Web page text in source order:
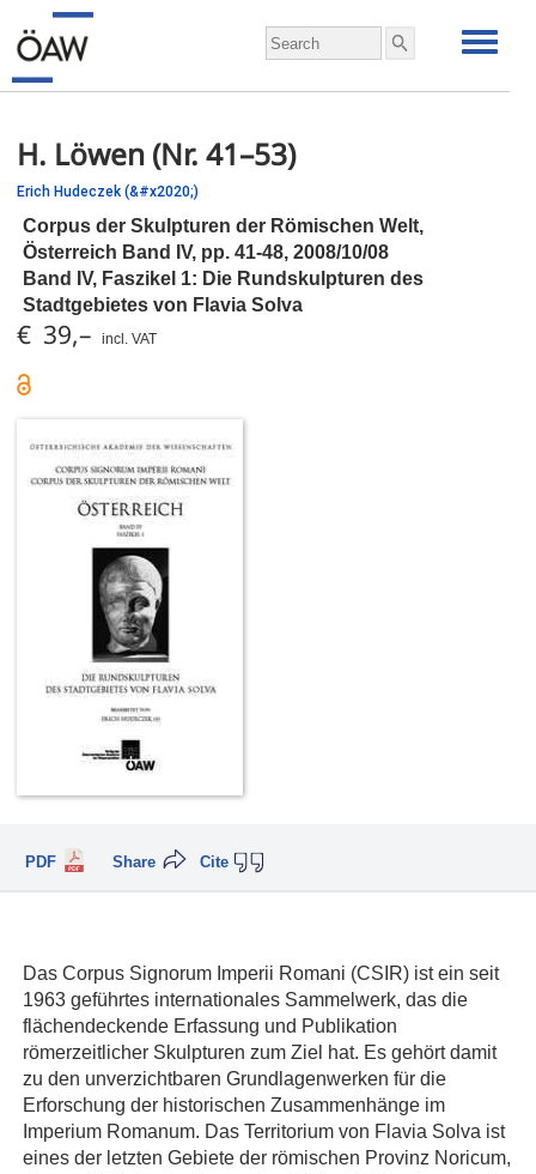
H. Löwen (Nr. 41–53)
Erich Hudeczek (&#x2020;)
Corpus der Skulpturen der Römischen Welt,
Österreich Band IV, pp. 41-48, 2008/10/08
Band IV, Faszikel 1: Die Rundskulpturen des
Stadtgebietes von Flavia Solva
€ 39,– incl. VAT
PDF Cite
Share
Das Corpus Signorum Imperii Romani (CSIR) ist ein seit
1963 geführtes internationales Sammelwerk, das die
flächendeckende Erfassung und Publikation
römerzeitlicher Skulpturen zum Ziel hat. Es gehört damit
zu den unverzichtbaren Grundlagenwerken für die
Erforschung der historischen Zusammenhänge im
Imperium Romanum. Das Territorium von Flavia Solva ist
eines der letzten Gebiete der römischen Provinz Noricum,